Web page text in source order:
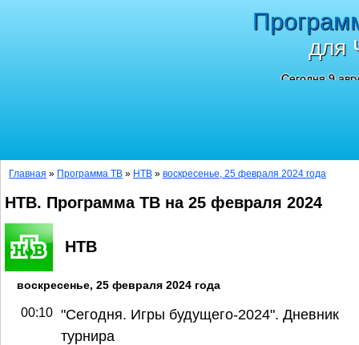
для
Сегодня 9
Главная » Программа ТВ » НТВ » воскресенье, 25 февраля 2024 года
НТВ. Программа ТВ на 25 февраля 2024
НТВ
воскресенье, 25 февраля 2024 года
00:10 "Сегодня. Игры будущего-2024". Дневник
турнира